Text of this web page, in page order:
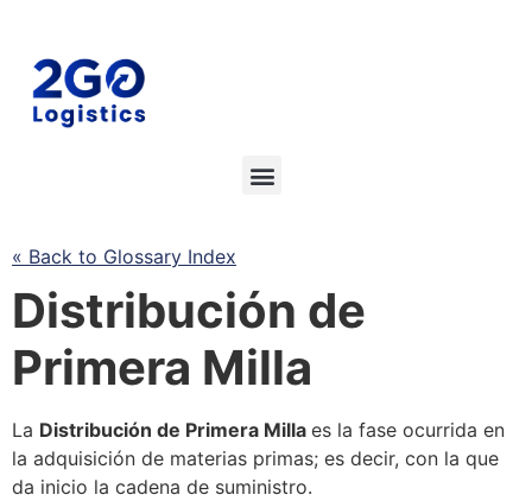
« Back to Glossary Index
Distribución de
Primera Milla
La Distribución de Primera Milla es la fase ocurrida en
la adquisición de materias primas; es decir, con la que
da inicio la cadena de suministro.